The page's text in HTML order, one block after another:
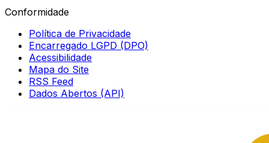
Conformidade
Política de Privacidade
Encarregado LGPD (DPO)
Acessibilidade
Mapa do Site
RSS Feed
Dados Abertos (API)